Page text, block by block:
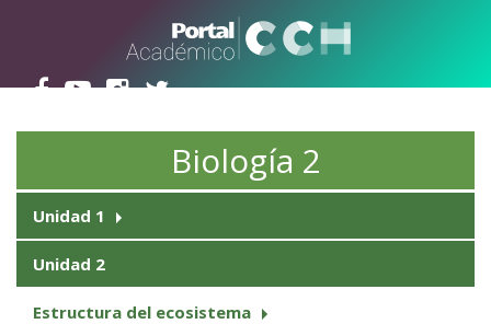
Biología 2
Unidad 1
Unidad 2
Estructura del ecosistema